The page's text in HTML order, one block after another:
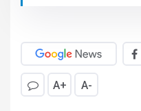
A+ A-